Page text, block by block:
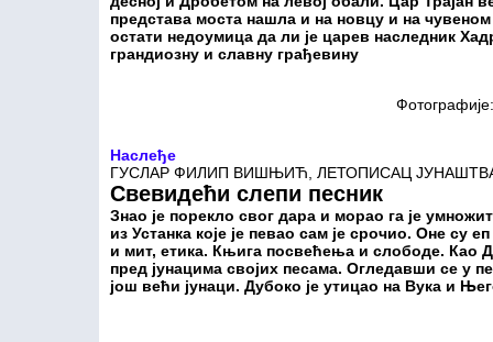
представа моста нашла и на новцу и на
остати недоумица да ли је царев наследник
грандиозну и славну грађевину
Наслеђе
ГУСЛАР ФИЛИП ВИШЊИЋ, ЛЕТОПИСАЦ
Свевидећи слепи песник
Знао је порекло свог дара и морао га је
из Устанка које је певао сам је срочио. Оне су
и мит, етика. Књига посвећења и слободе. Као
пред јунацима својих песама. Огледавши се у
још већи јунаци. Дубоко је утицао на Вука и